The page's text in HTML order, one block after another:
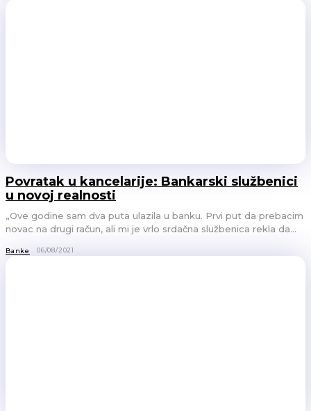
Povratak u kancelarije: Bankarski službenici
u novoj realnosti
„Ove godine sam dva puta ulazila u banku. Prvi put da prebacim
novac na drugi račun, ali mi je vrlo srdačna službenica rekla da...
Banke 06/08/2021